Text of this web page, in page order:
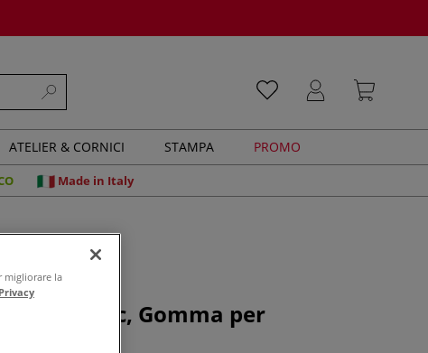
ATELIER & CORNICI STAMPA PROMO
Made in Italy
- Greenlogic, Gomma per
migliorare la
Privacy